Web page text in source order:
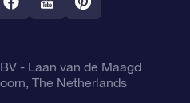
- Laan van de Maagd
The Netherlands